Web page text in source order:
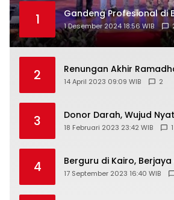
1 Gandeng Profesional di
1 Desember 2024 18:56 WIB
2 Renungan Akhir
14 April 2023 09:09 WIB 2
3 Donor Darah, Wujud
18 Februari 2023 23:42 WIB 1
4 Berguru di Kairo,
17 September 2023 16:40 WIB